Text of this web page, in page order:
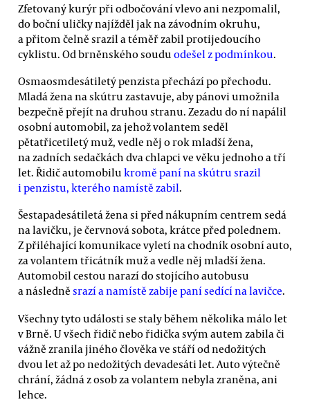
Zfetovaný kurýr při odbočování vlevo ani nezpomalil,
do boční uličky najížděl jak na závodním okruhu,
a přitom čelně srazil a téměř zabil protijedoucího
cyklistu. Od brněnského soudu odešel z podmínkou.
Osmaosmdesátiletý penzista přechází po přechodu.
Mladá žena na skútru zastavuje, aby pánovi umožnila
bezpečně přejít na druhou stranu. Zezadu do ní napálil
osobní automobil, za jehož volantem seděl
pětatřicetiletý muž, vedle něj o rok mladší žena,
na zadních sedačkách dva chlapci ve věku jednoho a tří
let. Řidič automobilu kromě paní na skútru srazil
i penzistu, kterého namístě zabil.
Šestapadesátiletá žena si před nákupním centrem sedá
na lavičku, je červnová sobota, krátce před polednem.
Z přiléhající komunikace vyletí na chodník osobní auto,
za volantem třicátník muž a vedle něj mladší žena.
Automobil cestou narazí do stojícího autobusu
a následně srazí a namístě zabije paní sedící na lavičce.
Všechny tyto události se staly během několika málo let
v Brně. U všech řidič nebo řidička svým autem zabila či
vážně zranila jiného člověka ve stáří od nedožitých
dvou let až po nedožitých devadesáti let. Auto výtečně
chrání, žádná z osob za volantem nebyla zraněna, ani
lehce.